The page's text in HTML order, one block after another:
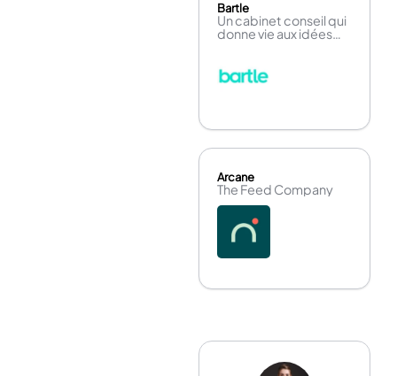
Bartle
Un cabinet conseil qui
donne vie aux idées
Arcane
The Feed Company